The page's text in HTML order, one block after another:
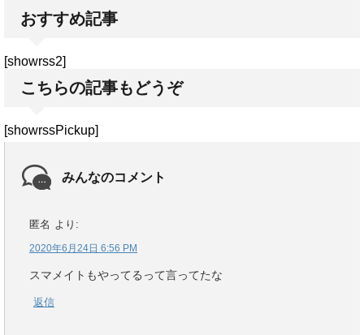
おすすめ記事
[showrss2]
こちらの記事もどうぞ
[showrssPickup]
みんなのコメント
匿名 より:
2020年6月24日 6:56 PM
スマメイトもやってるって言ってたな
返信